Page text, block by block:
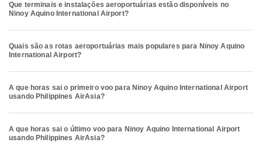
Que terminais e instalações aeroportuárias estão disponíveis no
Ninoy Aquino International Airport?
Quais são as rotas aeroportuárias mais populares para Ninoy Aquino
International Airport?
A que horas sai o primeiro voo para Ninoy Aquino International Airport
usando Philippines AirAsia?
A que horas sai o último voo para Ninoy Aquino International Airport
usando Philippines AirAsia?